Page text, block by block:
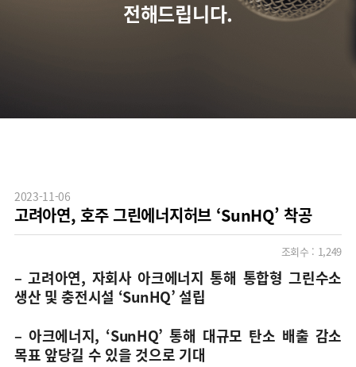
전해드립니다.
고려아연, 호주 그린에너지허브 ‘SunHQ’ 착공
2023-11-06
조회수 : 1,249
– 고려아연, 자회사 아크에너지 통해 통합형 그린수소
생산 및 충전시설 ‘SunHQ’ 설립
– 아크에너지, ‘SunHQ’ 통해 대규모 탄소 배출 감소
목표 앞당길 수 있을 것으로 기대